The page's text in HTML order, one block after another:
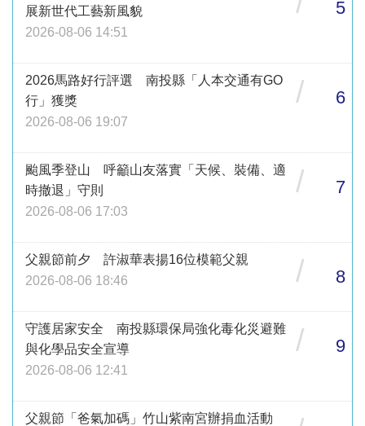
展新世代工藝新風貌
2026-08-06 14:51
5
2026馬路好行評選 南投縣「人本交通有GO
行」獲獎
2026-08-06 19:07
/ 6
颱風季登山 呼籲山友落實「天候、裝備、適
時撤退」守則
2026-08-06 17:03
/ 7
父親節前夕 許淑華表揚16位模範父親
2026-08-06 18:46
/ 8
守護居家安全 南投縣環保局強化毒化災避難
與化學品安全宣導
2026-08-06 12:41
/ 9
父親節「爸氣加碼」竹山紫南宮辦捐血活動